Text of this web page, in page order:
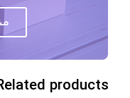
products